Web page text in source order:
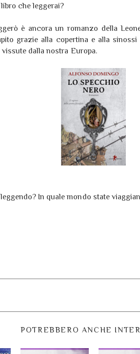
che leggerai?
è ancora un romanzo della
grazie alla copertina e alla
dalla nostra Europa.
In quale mondo state
POTREBBERO ANCHE